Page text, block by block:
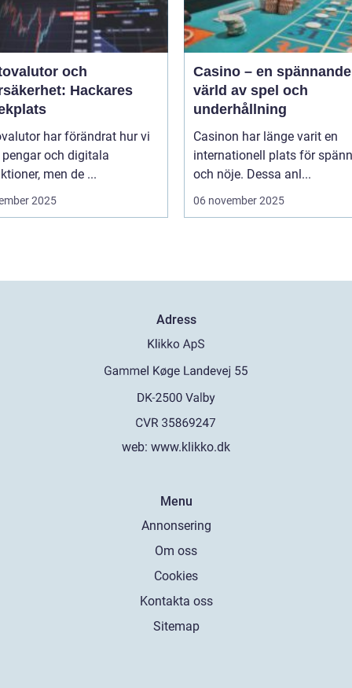
och
Hackares
har förändrat hur vi
pengar och digitala
men de ...
2025
Casino – en spännande
värld av spel och
underhållning
Casinon har länge varit en
internationell plats för
och nöje. Dessa anl...
06 november 2025
Adress
web: www.klikko.dk
Menu
Annonsering
Om oss
Cookies
Kontakta oss
Sitemap